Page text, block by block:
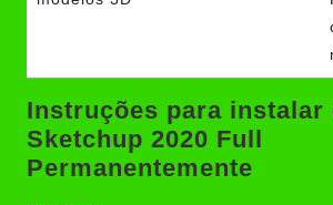
Instruções para instalar
Sketchup 2020 Full
Permanentemente